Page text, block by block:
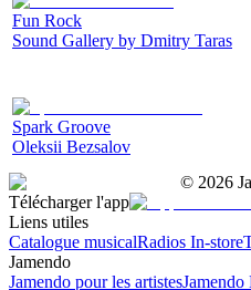
Fun Rock
Sound Gallery by Dmitry Taras
Spark Groove
Oleksii Bezsalov
© 2026
Télécharger l'app
Liens utiles
Catalogue musicalRadios In-store
Jamendo
Jamendo pour les artistesJamendo